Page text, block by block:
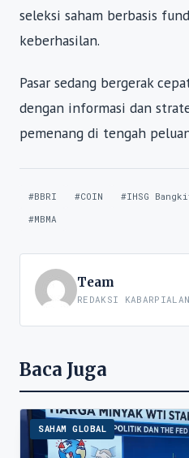
seleksi saham berbasis
keberhasilan.
Pasar sedang bergerak
dengan informasi dan
pemenang di tengah
#BBRI #COIN #IHSG
#MBMA
Team
REDAKSI
Baca Juga
SAHAM GLOBAL